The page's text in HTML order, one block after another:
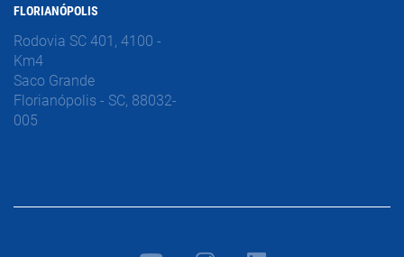
FLORIANÓPOLIS
Rodovia SC 401, 4100 -
Km4
Saco Grande
Florianópolis - SC, 88032-
005